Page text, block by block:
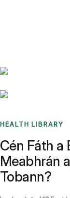
HEALTH LIBRARY
Cén Fáth a
Meabhrán
Tobann?